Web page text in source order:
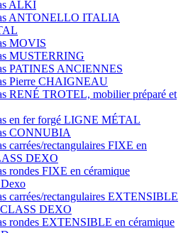
ALKI
ANTONELLO ITALIA
MOVIS
MUSTERRING
PATINES ANCIENNES
Pierre CHAIGNEAU
RENÉ TROTEL, mobilier préparé et
en fer forgé LIGNE MÉTAL
CONNUBIA
carrées/rectangulaires FIXE en
DEXO
rondes FIXE en céramique
carrées/rectangulaires EXTENSIBLE
CLASS DEXO
rondes EXTENSIBLE en céramique